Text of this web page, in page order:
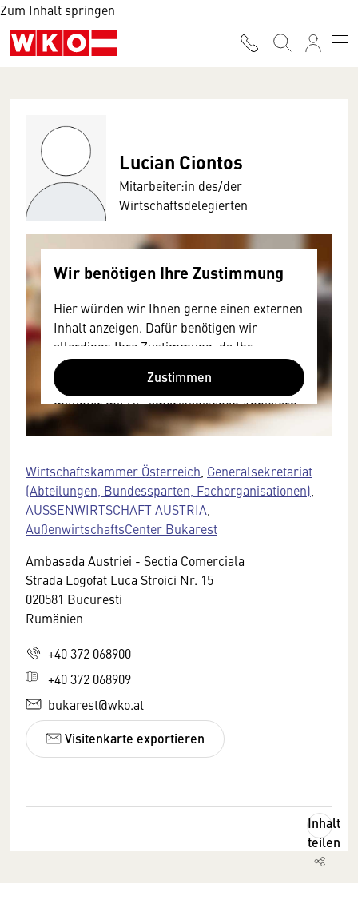
Zum Inhalt springen
Lucian Ciontos
Mitarbeiter:in des/der
Wirtschaftsdelegierten
Wir benötigen Ihre Zustimmung
Hier würden wir Ihnen gerne einen externen
Inhalt anzeigen. Dafür benötigen wir
allerdings Ihre Zustimmung, da Ihr
Browser personenbezogene technische
Daten zu Geräten und Nutzerverhalten
mitunter mit US-amerikanischen Anbietern
austauscht.
Datenschutzrecht angemessenen
Schutzniveau und insbesondere kann die
US-amerikanische Regierung Zugang zu
diesen Daten erlangen.
Details finden Sie in unserer
Datenschutzerklärung. Sie können diese
Einstellungen jederzeit in den Cookie-
Einstellungen im Footer unserer Webseite
Zustimmen
Wirtschaftskammer Österreich Generalsekretariat
(Abteilungen, Bundessparten, Fachorganisationen)
AUSSENWIRTSCHAFT AUSTRIA
AußenwirtschaftsCenter Bukarest
Ambasada Austriei - Sectia Comerciala
Strada Logofat Luca Stroici Nr. 15
020581 Bucuresti
Rumänien
+40 372 068900
+40 372 068909
bukarest@wko.at
Visitenkarte exportieren
Inhalt
teilen